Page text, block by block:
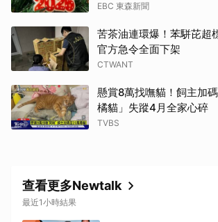
EBC 東森新聞
苦茶油連環爆！苯駢芘
官方急令全面下架
CTWANT
懸賞8萬找嘸貓！飼主加
橘貓」失蹤4月全家心碎
TVBS
查看更多Newtalk
最近1小時結果